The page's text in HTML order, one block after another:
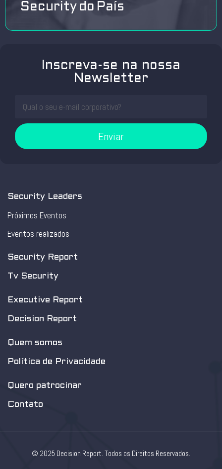
Security do País
Inscreva-se na nossa
Newsletter
Enviar
Security Leaders
Próximos Eventos
Eventos realizados
Security Report
Tv Security
Executive Report
Decision Report
Quem somos
Política de Privacidade
Quero patrocinar
Contato
© 2025 Decision Report. Todos os Direitos Reservados.